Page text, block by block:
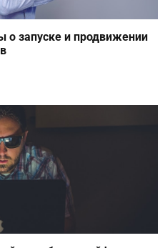
о запуске и продвижении